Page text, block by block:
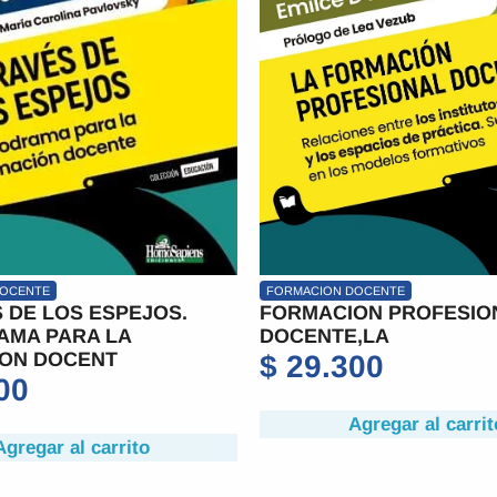
DE LOS ESPEJOS.
PARA LA
DOCENT
al carrito
FORMACION DOCENTE
FORMACION
DOCENTE,LA
$ 29.300
Agregar al